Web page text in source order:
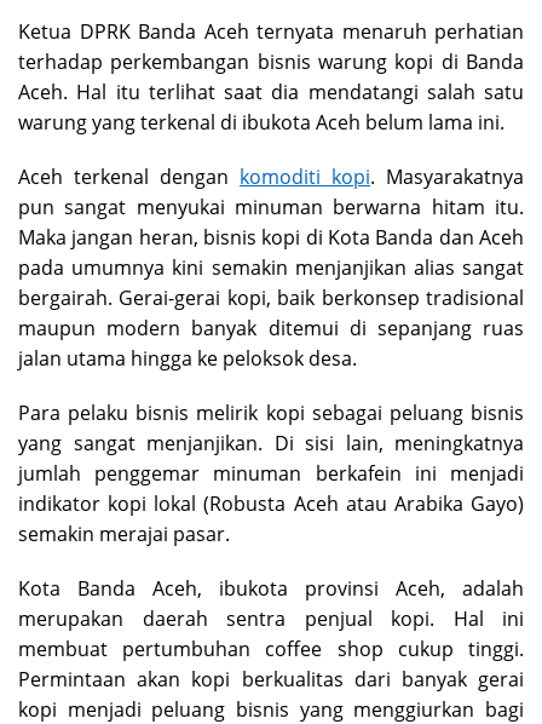
Ketua DPRK Banda Aceh ternyata menaruh perhatian
terhadap perkembangan bisnis warung kopi di Banda
Aceh. Hal itu terlihat saat dia mendatangi salah satu
warung yang terkenal di ibukota Aceh belum lama ini.
Aceh terkenal dengan komoditi kopi. Masyarakatnya
pun sangat menyukai minuman berwarna hitam itu.
Maka jangan heran, bisnis kopi di Kota Banda dan Aceh
pada umumnya kini semakin menjanjikan alias sangat
bergairah. Gerai-gerai kopi, baik berkonsep tradisional
maupun modern banyak ditemui di sepanjang ruas
jalan utama hingga ke peloksok desa.
Para pelaku bisnis melirik kopi sebagai peluang bisnis
yang sangat menjanjikan. Di sisi lain, meningkatnya
jumlah penggemar minuman berkafein ini menjadi
indikator kopi lokal (Robusta Aceh atau Arabika Gayo)
semakin merajai pasar.
Kota Banda Aceh, ibukota provinsi Aceh, adalah
merupakan daerah sentra penjual kopi. Hal ini
membuat pertumbuhan coffee shop cukup tinggi.
Permintaan akan kopi berkualitas dari banyak gerai
kopi menjadi peluang bisnis yang menggiurkan bagi